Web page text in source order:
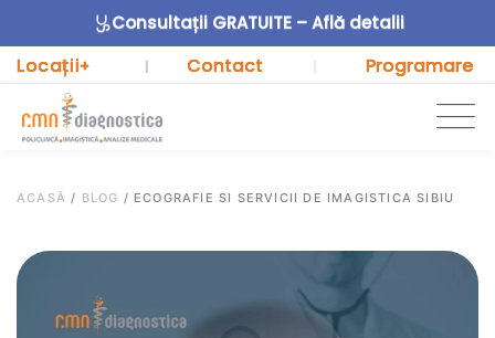
Consultații GRATUITE – Află detalii
Locații+ | Contact Programare
ACASĂ / BLOG / ECOGRAFIE SI SERVICII DE IMAGISTICA SIBIU